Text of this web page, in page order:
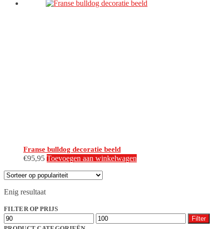
Franse bulldog decoratie beeld
€95,95 Toevoegen aan winkelwagen
Enig resultaat
FILTER OP PRIJS
Min.
prijs
Max.
prijs
Filter